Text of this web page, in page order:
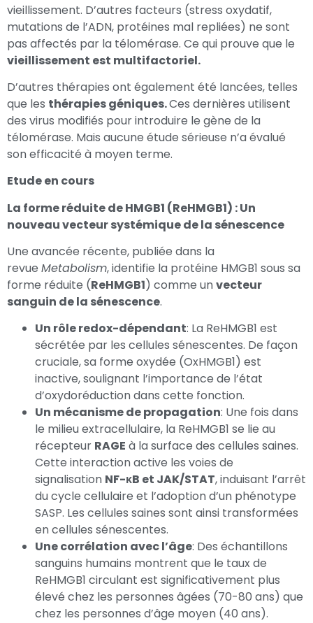
vieillissement. D’autres facteurs (stress oxydatif,
mutations de l’ADN, protéines mal repliées) ne sont
pas affectés par la télomérase. Ce qui prouve que le
vieillissement est multifactoriel.
D’autres thérapies ont également été lancées, telles
que les thérapies géniques.Ces dernières utilisent
des virus modifiés pour introduire le gène de la
télomérase. Mais aucune étude sérieuse n’a évalué
son efficacité à moyen terme.
Etude en cours
La forme réduite de HMGB1 (ReHMGB1) : Un
nouveau vecteur systémique de la sénescence
Une avancée récente, publiée dans la
revue Metabolism, identifie la protéine HMGB1 sous sa
forme réduite (ReHMGB1) comme unvecteur
sanguin de la sénescence.
Un rôle redox-dépendant: La ReHMGB1 est
sécrétée par les cellules sénescentes. De façon
cruciale, sa forme oxydée (OxHMGB1) est
inactive, soulignant l’importance de l’état
d’oxydoréduction dans cette fonction.
Un mécanisme de propagation: Une fois dans
le milieu extracellulaire, la ReHMGB1 se lie au
récepteur RAGE à la surface des cellules saines.
Cette interaction active les voies de
signalisation NF-κB et JAK/STAT, induisant l’arrêt
du cycle cellulaire et l’adoption d’un phénotype
SASP. Les cellules saines sont ainsi transformées
en cellules sénescentes.
Une corrélation avec l’âge: Des échantillons
sanguins humains montrent que le taux de
ReHMGB1 circulant est significativement plus
élevé chez les personnes âgées (70-80 ans) que
chez les personnes d’âge moyen (40 ans).